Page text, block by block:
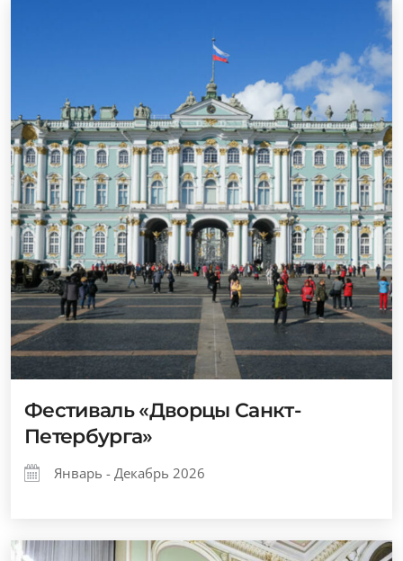
Фестиваль «Дворцы Санкт-
Петербурга»
Январь - Декабрь 2026